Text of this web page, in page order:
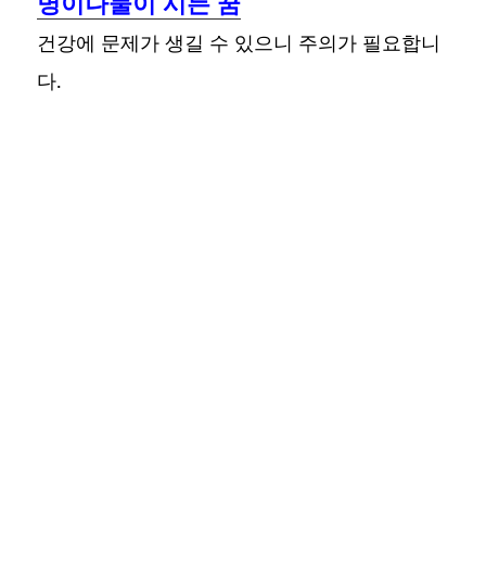
건강에 문제가 생길 수 있으니 주의가 필요합니
다.